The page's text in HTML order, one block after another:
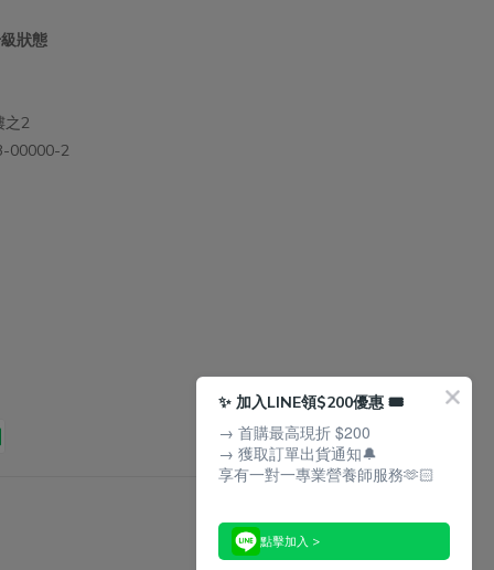
狀態
之2
00000-2
✨ 加入LINE領$200優惠 🎟️
→ 首購最高現折 $200
→ 獲取訂單出貨通知🔔
享有一對一專業營養師服務🫶🏻
點擊加入 >